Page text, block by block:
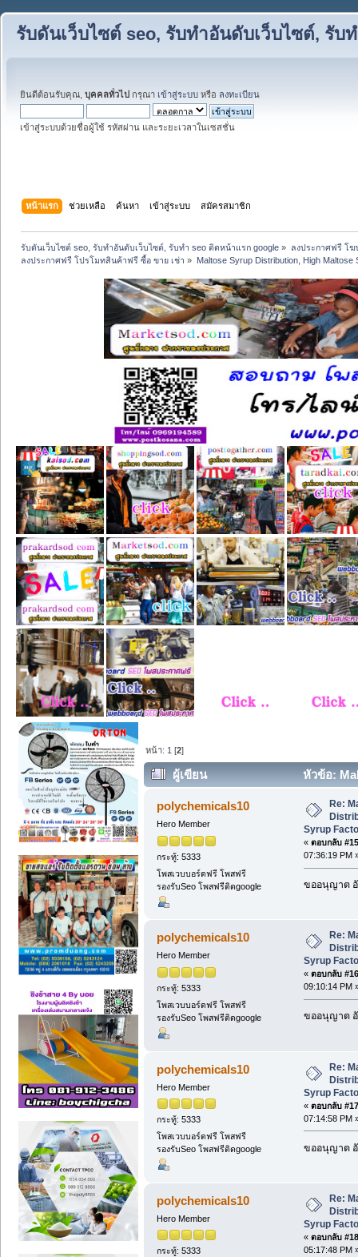
รับดันเว็บไซต์ seo, รับทำอันดับเว็บไซต์, รับ
ยินดีต้อนรับคุณ, บุคคลทั่วไป กรุณา เข้าสู่ระบบ หรือ ลงทะเบียน
เข้าสู่ระบบด้วยชื่อผู้ใช้ รหัสผ่าน และระยะเวลาในเซสชั่น
หน้าแรก ช่วยเหลือ ค้นหา เข้าสู่ระบบ สมัครสมาชิก
รับดันเว็บไซต์ seo, รับทำอันดับเว็บไซต์, รับทำ seo ติดหน้าแรก google » ลงประกาศฟรี โ
ลงประกาศฟรี โปรโมทสินค้าฟรี ซื้อ ขาย เช่า » Maltose Syrup Distribution, High
หน้า: 1 [2]
ผู้เขียน
หัวข้อ:
Factory, HMS50 Production. (อ่าน
polychemicals10
Hero Member
กระทู้: 5333
โพสเวบบอร์ดฟรี โพสฟรี
รองรับSeo โพสฟรีติดgoogle
Re:
Syrup
« ตอบกลับ
07:36:19 PM
ขออนุญาต
polychemicals10
Hero Member
กระทู้: 5333
โพสเวบบอร์ดฟรี โพสฟรี
รองรับSeo โพสฟรีติดgoogle
Re:
Syrup
« ตอบกลับ
09:10:14 PM
ขออนุญาต
polychemicals10
Hero Member
กระทู้: 5333
โพสเวบบอร์ดฟรี โพสฟรี
รองรับSeo โพสฟรีติดgoogle
Re:
Syrup
« ตอบกลับ
07:14:58 PM
ขออนุญาต
polychemicals10
Hero Member
กระทู้: 5333
Re:
Syrup
« ตอบกลับ
05:17:48 PM